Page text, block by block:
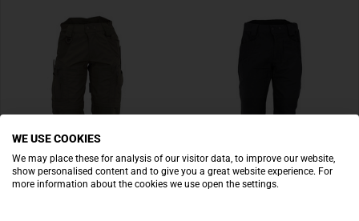
WE USE COOKIES
We may place these for analysis of our visitor data, to improve our website,
show personalised content and to give you a great website experience. For
more information about the cookies we use open the settings.